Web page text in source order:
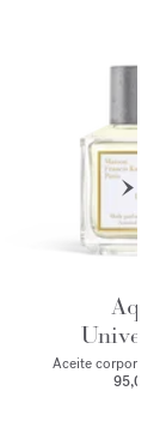
Aqua
Aceite corporal
95,00 €